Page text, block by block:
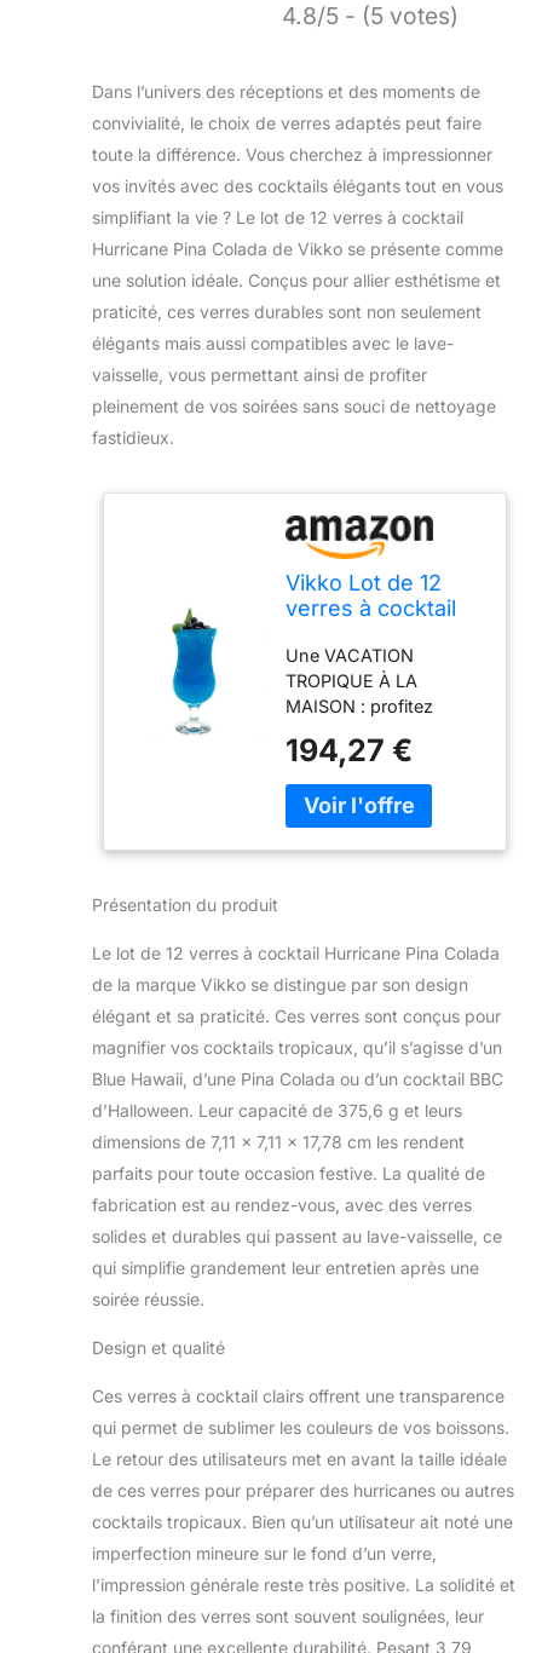
4.8/5 - (5 votes)
Dans l’univers des réceptions et des moments de
convivialité, le choix de verres adaptés peut faire
toute la différence. Vous cherchez à impressionner
vos invités avec des cocktails élégants tout en vous
simplifiant la vie ? Le lot de 12 verres à cocktail
Hurricane Pina Colada de Vikko se présente comme
une solution idéale. Conçus pour allier esthétisme et
praticité, ces verres durables sont non seulement
élégants mais aussi compatibles avec le lave-
vaisselle, vous permettant ainsi de profiter
pleinement de vos soirées sans souci de nettoyage
fastidieux.
Vikko Lot de 12
verres à cocktail
Colada, 375,6 g,
durables qui
passent au lave-
vaisselle
Une VACATION
TROPIQUE À LA
MAISON : profitez
sans quitter votre porte
d'entrée. Avec nos
verres ouragan de
forme classique, il est
facile de recréer
boisson tiki préférée,
versez-la dans votre
nouveau verre et vous
aurez l'impression de
vous détendre sur la
plage lorsque vous
buvez votre cocktail
Construit pour durer :
nos verres disposent
d'une tige épaisse et
d'une base pour éviter
les déversements et les
débordements, et d'un
avec style sans vous
soucier que votre verre
choc léger. Conçu pour
durer pendant des
années de fêtes et de
soirées d'été
paresseuses passées à
siroter votre boisson
préférée sur la terrasse.
Lunettes polyvalentes :
194,27 €
Présentation du produit
Le lot de 12 verres à cocktail Hurricane Pina Colada
de la marque Vikko se distingue par son design
élégant et sa praticité. Ces verres sont conçus pour
magnifier vos cocktails tropicaux, qu’il s’agisse d’un
Blue Hawaii, d’une Pina Colada ou d’un cocktail BBC
d’Halloween. Leur capacité de 375,6 g et leurs
dimensions de 7,11 x 7,11 x 17,78 cm les rendent
parfaits pour toute occasion festive. La qualité de
fabrication est au rendez-vous, avec des verres
solides et durables qui passent au lave-vaisselle, ce
qui simplifie grandement leur entretien après une
soirée réussie.
Design et qualité
Ces verres à cocktail clairs offrent une transparence
qui permet de sublimer les couleurs de vos boissons.
Le retour des utilisateurs met en avant la taille idéale
de ces verres pour préparer des hurricanes ou autres
cocktails tropicaux. Bien qu’un utilisateur ait noté une
imperfection mineure sur le fond d’un verre,
l’impression générale reste très positive. La solidité et
la finition des verres sont souvent soulignées, leur
conférant une excellente durabilité. Pesant 3,79